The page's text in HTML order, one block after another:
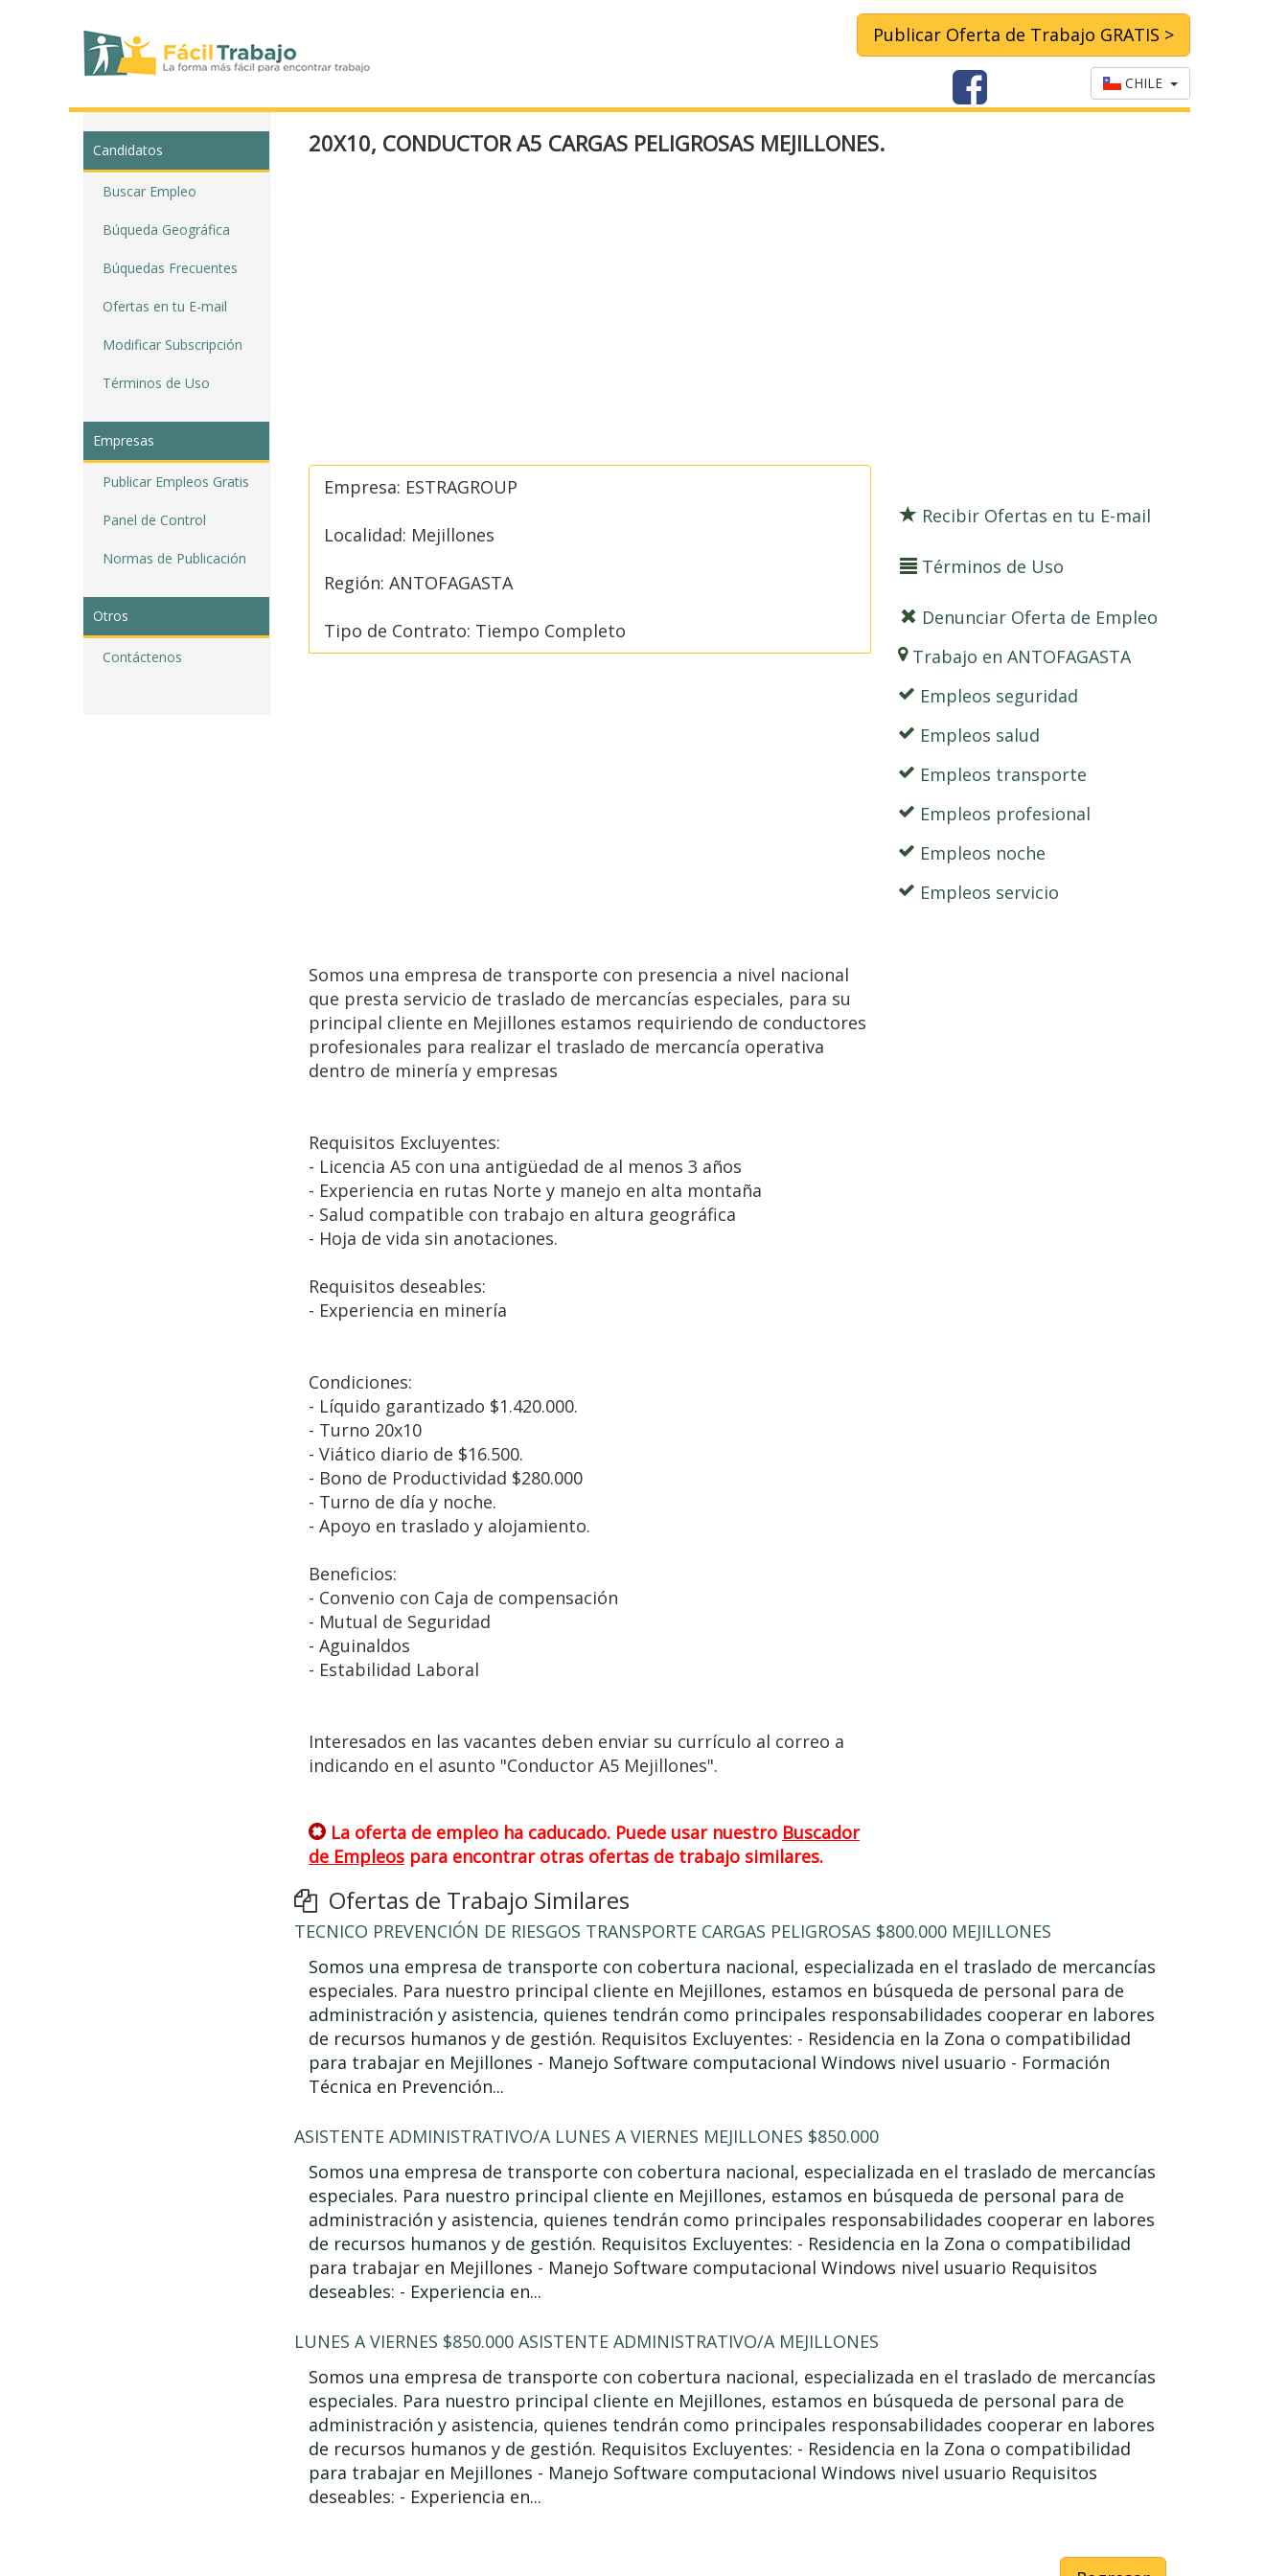
Publicar Oferta de Trabajo GRATIS >
CHILE
Candidatos
Buscar Empleo
Búqueda Geográfica
Búquedas Frecuentes
Ofertas en tu E-mail
Modificar Subscripción
Términos de Uso
Empresas
Publicar Empleos Gratis
Panel de Control
Normas de Publicación
Otros
Contáctenos
20X10, CONDUCTOR A5 CARGAS PELIGROSAS MEJILLONES.
Empresa: ESTRAGROUP
Localidad: Mejillones
Región: ANTOFAGASTA
Tipo de Contrato: Tiempo Completo
Somos una empresa de transporte con presencia a nivel nacional
que presta servicio de traslado de mercancías especiales, para su
principal cliente en Mejillones estamos requiriendo de conductores
profesionales para realizar el traslado de mercancía operativa
dentro de minería y empresas
Requisitos Excluyentes:
- Licencia A5 con una antigüedad de al menos 3 años
- Experiencia en rutas Norte y manejo en alta montaña
- Salud compatible con trabajo en altura geográfica
- Hoja de vida sin anotaciones.
Requisitos deseables:
- Experiencia en minería
Condiciones:
- Líquido garantizado $1.420.000.
- Turno 20x10
- Viático diario de $16.500.
- Bono de Productividad $280.000
- Turno de día y noche.
- Apoyo en traslado y alojamiento.
Beneficios:
- Convenio con Caja de compensación
- Mutual de Seguridad
- Aguinaldos
- Estabilidad Laboral
Interesados en las vacantes deben enviar su currículo al correo a
indicando en el asunto "Conductor A5 Mejillones".
La oferta de empleo ha caducado. Puede usar nuestro Buscador
de Empleos para encontrar otras ofertas de trabajo similares.
Recibir Ofertas en tu E-mail
Términos de Uso
Denunciar Oferta de Empleo
Trabajo en ANTOFAGASTA
Empleos seguridad
Empleos salud
Empleos transporte
Empleos profesional
Empleos noche
Empleos servicio
Ofertas de Trabajo Similares
TECNICO PREVENCIÓN DE RIESGOS TRANSPORTE CARGAS PELIGROSAS $800.000 MEJILLONES
Somos una empresa de transporte con cobertura nacional, especializada en el traslado de mercancías
especiales. Para nuestro principal cliente en Mejillones, estamos en búsqueda de personal para de
administración y asistencia, quienes tendrán como principales responsabilidades cooperar en labores
de recursos humanos y de gestión. Requisitos Excluyentes: - Residencia en la Zona o compatibilidad
para trabajar en Mejillones - Manejo Software computacional Windows nivel usuario - Formación
Técnica en Prevención...
ASISTENTE ADMINISTRATIVO/A LUNES A VIERNES MEJILLONES $850.000
Somos una empresa de transporte con cobertura nacional, especializada en el traslado de mercancías
especiales. Para nuestro principal cliente en Mejillones, estamos en búsqueda de personal para de
administración y asistencia, quienes tendrán como principales responsabilidades cooperar en labores
de recursos humanos y de gestión. Requisitos Excluyentes: - Residencia en la Zona o compatibilidad
para trabajar en Mejillones - Manejo Software computacional Windows nivel usuario Requisitos
deseables: - Experiencia en...
LUNES A VIERNES $850.000 ASISTENTE ADMINISTRATIVO/A MEJILLONES
Somos una empresa de transporte con cobertura nacional, especializada en el traslado de mercancías
especiales. Para nuestro principal cliente en Mejillones, estamos en búsqueda de personal para de
administración y asistencia, quienes tendrán como principales responsabilidades cooperar en labores
de recursos humanos y de gestión. Requisitos Excluyentes: - Residencia en la Zona o compatibilidad
para trabajar en Mejillones - Manejo Software computacional Windows nivel usuario Requisitos
deseables: - Experiencia en...